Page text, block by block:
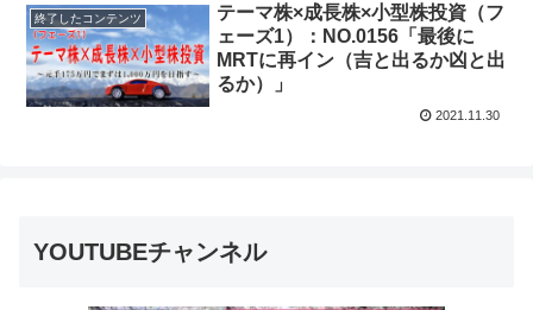
終了したコンテンツ
テーマ株×成長株×小型株投資（フ
ェーズ1）：NO.0156「最後に
MRTに再イン（吉と出るか凶と出
るか）」
2021.11.30
YOUTUBEチャンネル